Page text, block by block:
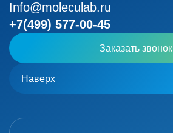
Info@moleculab.ru
+7(499) 577-00-45
Заказать звонок
Наверх